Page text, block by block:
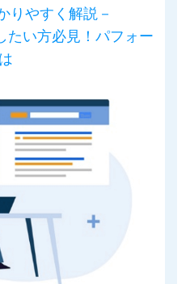
りやすく解説－
たい方必見！パフォー